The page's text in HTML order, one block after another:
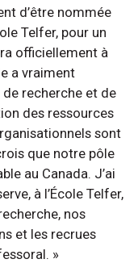
d’être nommée
Telfer, pour un
officiellement à
a vraiment
recherche et de
des ressources
sont
que notre pôle
au Canada. J’ai
à l’École Telfer,
nos
et les recrues
»